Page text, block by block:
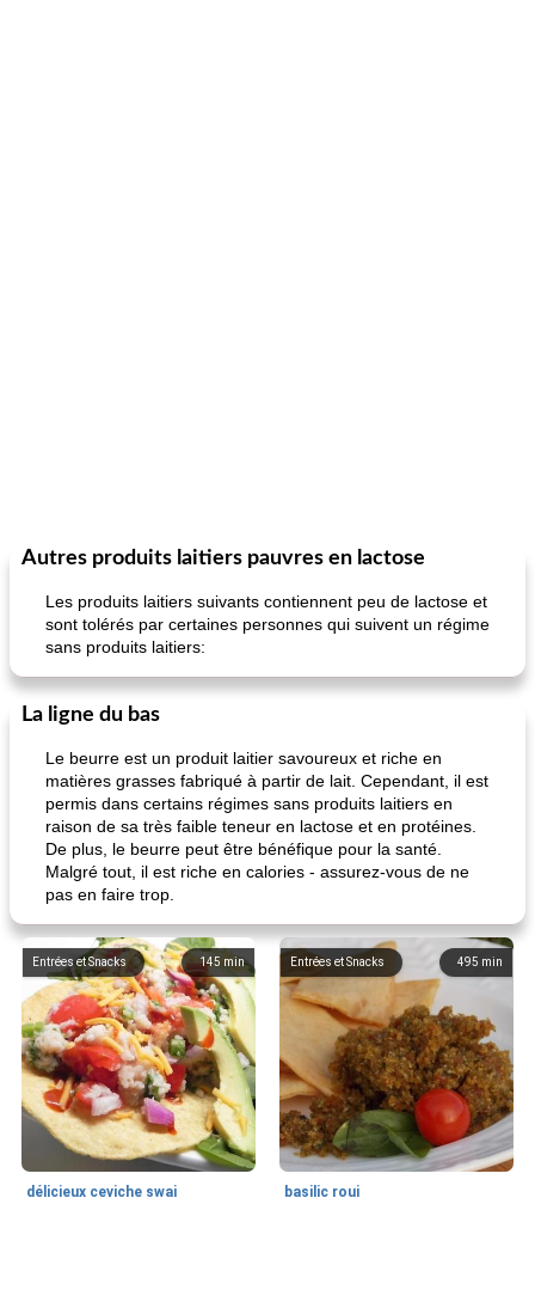
Autres produits laitiers pauvres en lactose
Les produits laitiers suivants contiennent peu de lactose et
sont tolérés par certaines personnes qui suivent un régime
sans produits laitiers:
La ligne du bas
Le beurre est un produit laitier savoureux et riche en
matières grasses fabriqué à partir de lait. Cependant, il est
permis dans certains régimes sans produits laitiers en
raison de sa très faible teneur en lactose et en protéines.
De plus, le beurre peut être bénéfique pour la santé.
Malgré tout, il est riche en calories - assurez-vous de ne
pas en faire trop.
145 min
Entrées et Snacks
délicieux ceviche swai
495 min
Entrées et Snacks
basilic roui